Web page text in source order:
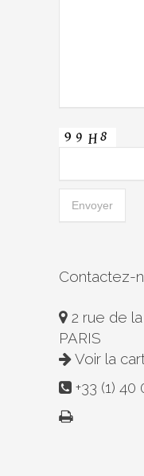
Contactez-
2 rue de
PARIS
Voir la
+33 (1) 40